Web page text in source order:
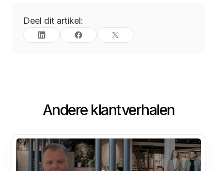
Deel dit artikel:
Andere klantverhalen